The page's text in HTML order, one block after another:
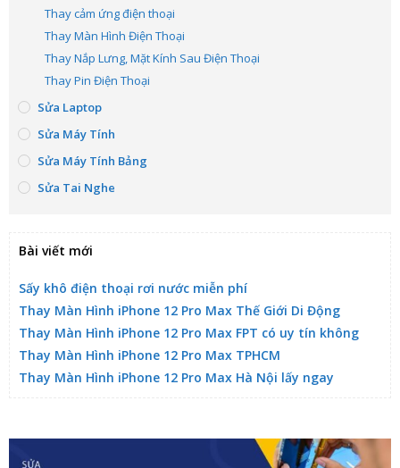
Thay cảm ứng điện thoại
Thay Màn Hình Điện Thoại
Thay Nắp Lưng, Mặt Kính Sau Điện Thoại
Thay Pin Điện Thoại
Sửa Laptop
Sửa Máy Tính
Sửa Máy Tính Bảng
Sửa Tai Nghe
Bài viết mới
Sấy khô điện thoại rơi nước miễn phí
Thay Màn Hình iPhone 12 Pro Max Thế Giới Di Động
Thay Màn Hình iPhone 12 Pro Max FPT có uy tín không
Thay Màn Hình iPhone 12 Pro Max TPHCM
Thay Màn Hình iPhone 12 Pro Max Hà Nội lấy ngay